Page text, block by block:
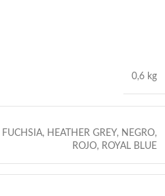
0,6 kg
FUCHSIA, HEATHER GREY, NEGRO,
ROJO, ROYAL BLUE